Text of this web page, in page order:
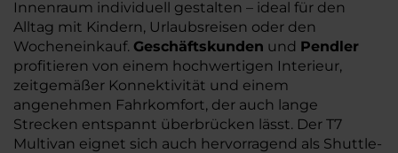
Innenraum individuell gestalten – ideal für den
Alltag mit Kindern, Urlaubsreisen oder den
Wocheneinkauf. Geschäftskunden und Pendler
profitieren von einem hochwertigen Interieur,
zeitgemäßer Konnektivität und einem
angenehmen Fahrkomfort, der auch lange
Strecken entspannt überbrücken lässt. Der T7
Multivan eignet sich auch hervorragend als Shuttle-